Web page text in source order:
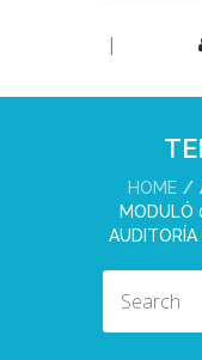
|
HOME
MODULÓ
AUDITORÍA